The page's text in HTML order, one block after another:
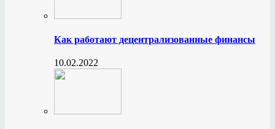
Как работают децентрализованные финансы
10.02.2022